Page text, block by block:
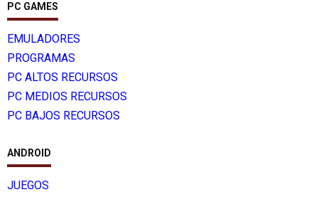
PC GAMES
EMULADORES
PROGRAMAS
PC ALTOS RECURSOS
PC MEDIOS RECURSOS
PC BAJOS RECURSOS
ANDROID
JUEGOS